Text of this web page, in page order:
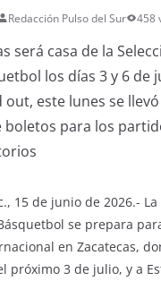
Redacción Pulso del Sur 458
será casa de la
los días 3 y 6 de
out, este lunes se
boletos para los
15 de junio de 2026.- La
se prepara
en Zacatecas,
próximo 3 de julio, y a